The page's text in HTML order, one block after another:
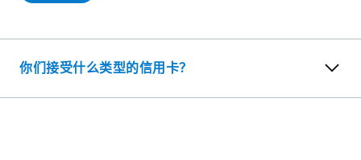
你们接受什么类型的信用卡？